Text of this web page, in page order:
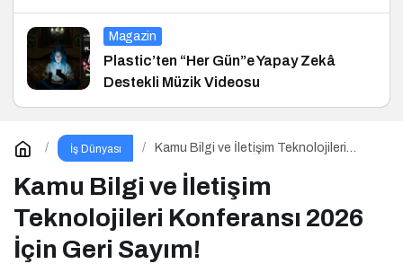
ve Hukuk Konferansı
Magazin
Plastic’ten “Her Gün”e Yapay Zekâ
Destekli Müzik Videosu
İş Dünyası
Kamu Bilgi ve İletişim Teknolojileri
Kamu Bilgi ve İletişim
Teknolojileri Konferansı 2026
İçin Geri Sayım!